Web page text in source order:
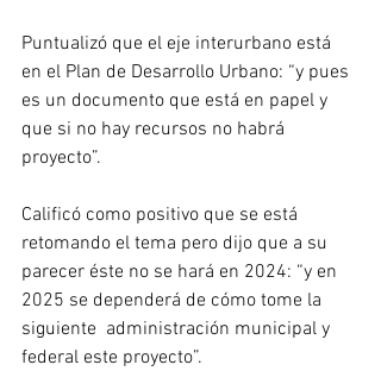
Puntualizó que el eje interurbano está
en el Plan de Desarrollo Urbano: “y pues
es un documento que está en papel y
que si no hay recursos no habrá
proyecto”.
Calificó como positivo que se está
retomando el tema pero dijo que a su
parecer éste no se hará en 2024: “y en
2025 se dependerá de cómo tome la
siguiente  administración municipal y
federal este proyecto”.